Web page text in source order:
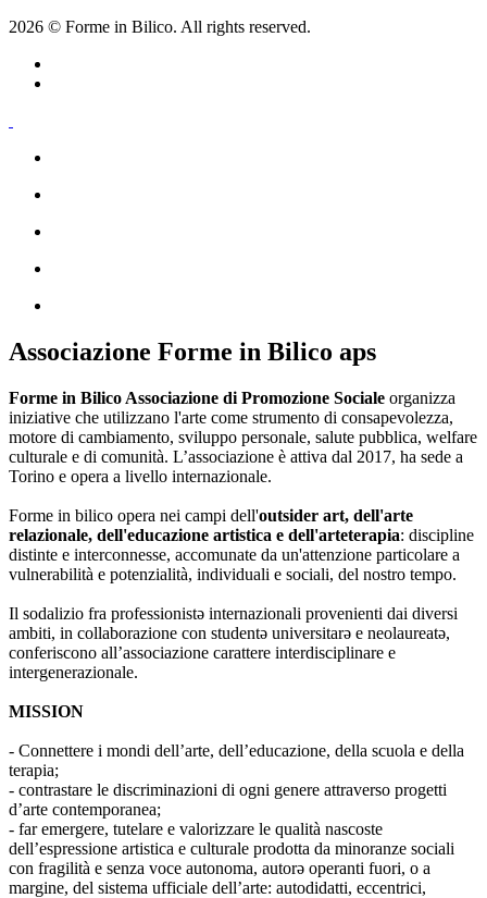
2026 © Forme in Bilico. All rights reserved.
Associazione Forme in Bilico aps
Forme in Bilico Associazione di Promozione Sociale organizza
iniziative che utilizzano l'arte come strumento di consapevolezza,
motore di cambiamento, sviluppo personale, salute pubblica, welfare
culturale e di comunità. L’associazione è attiva dal 2017, ha sede a
Torino e opera a livello internazionale.
Forme in bilico opera nei campi dell'outsider art, dell'arte
relazionale, dell'educazione artistica e dell'arteterapia: discipline
distinte e interconnesse, accomunate da un'attenzione particolare a
vulnerabilità e potenzialità, individuali e sociali, del nostro tempo.
Il sodalizio fra professionistə internazionali provenienti dai diversi
ambiti, in collaborazione con studentə universitarə e neolaureatə,
conferiscono all’associazione carattere interdisciplinare e
intergenerazionale.
MISSION
- Connettere i mondi dell’arte, dell’educazione, della scuola e della
terapia;
- contrastare le discriminazioni di ogni genere attraverso progetti
d’arte contemporanea;
- far emergere, tutelare e valorizzare le qualità nascoste
dell’espressione artistica e culturale prodotta da minoranze sociali
con fragilità e senza voce autonoma, autorə operanti fuori, o a
margine, del sistema ufficiale dell’arte: autodidatti, eccentrici,